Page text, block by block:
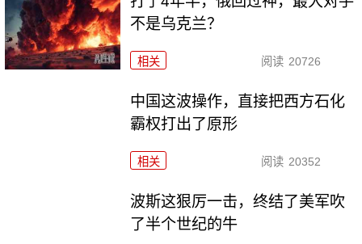
不是乌克兰？
相关 阅读 20726
中国这波操作，直接把西方石化
霸权打出了原形
相关 阅读 20352
波斯这狠厉一击，终结了美军吹
了半个世纪的牛